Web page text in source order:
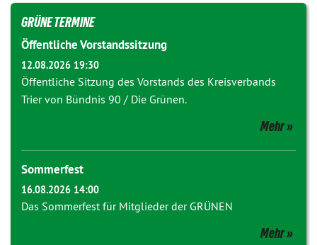
GRÜNE TERMINE
Öffentliche Vorstandssitzung
12.08.2026 19:30
Öffentliche Sitzung des Vorstands des Kreisverbands
Trier von Bündnis 90 / Die Grünen.
Mehr
Sommerfest
16.08.2026 14:00
Das Sommerfest für Mitglieder der GRÜNEN
Mehr